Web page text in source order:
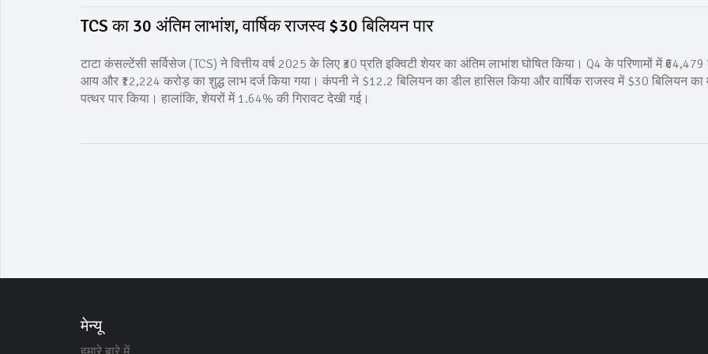
TCS का ₹30 अंतिम लाभांश, वार्षिक राजस्व $30 बिलियन पार
टाटा कंसल्टेंसी सर्विसेज (TCS) ने वित्तीय वर्ष 2025 के लिए ₹30 प्रति इक्विटी शेयर का अंतिम लाभांश घोषित किया। Q4 के परिणामों में
आय और ₹12,224 करोड़ का शुद्ध लाभ दर्ज किया गया। कंपनी ने $12.2 बिलियन का डील हासिल किया और वार्षिक राजस्व में $30 बिलियन का
पत्थर पार किया। हालांकि, शेयरों में 1.64% की गिरावट देखी गई।
मेन्यू